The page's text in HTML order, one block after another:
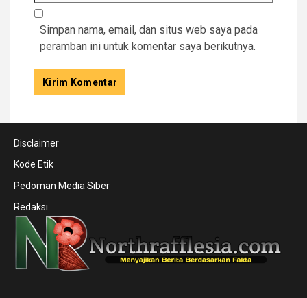
Simpan nama, email, dan situs web saya pada
peramban ini untuk komentar saya berikutnya.
Disclaimer
Kode Etik
Pedoman Media Siber
Redaksi